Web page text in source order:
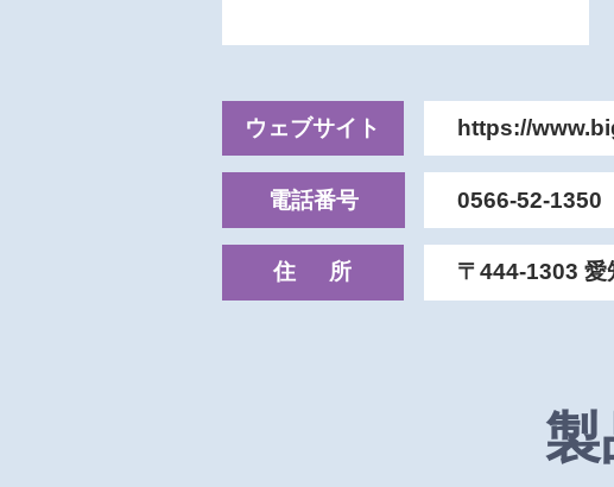
ウェブサイト https://
電話番号 0566‐52‐1350
住所 〒444‐1303